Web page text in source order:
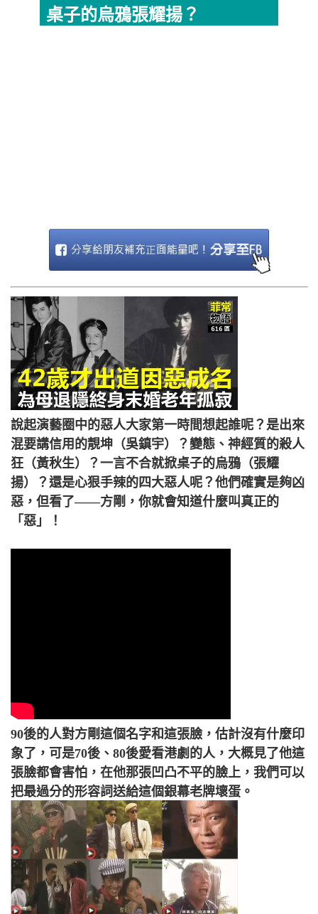
桌子的烏鴉張耀揚？
說起演藝圈中的惡人大家第一時間想起誰呢？是出來
混要講信用的靚坤（吳鎮宇）？變態、神經質的殺人
狂（黃秋生）？一言不合就掀桌子的烏鴉（張耀
揚）？還是心狠手辣的四大惡人呢？他們確實是夠凶
惡，但看了——方剛，你就會知道什麼叫真正的
「惡」！
90後的人對方剛這個名字和這張臉，估計沒有什麼印
象了，可是70後、80後愛看港劇的人，大概見了他這
張臉都會害怕，在他那張凹凸不平的臉上，我們可以
把最過分的形容詞送給這個銀幕老牌壞蛋。